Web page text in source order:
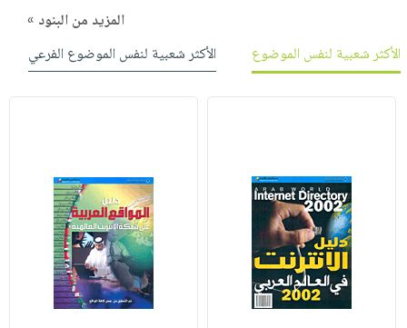
المزيد من البنود »
الأكثر شعبية لنفس الموضوع
الأكثر شعبية لنفس الموضوع الفرعي